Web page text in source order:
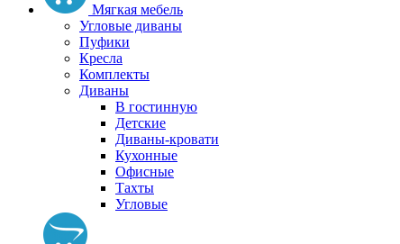
Мягкая мебель
Угловые диваны
Пуфики
Кресла
Комплекты
Диваны
В гостинную
Детские
Диваны-кровати
Кухонные
Офисные
Тахты
Угловые